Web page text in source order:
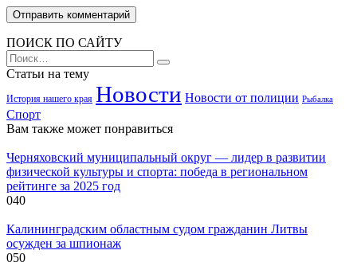
ПОИСК ПО САЙТУ
Search
for:
Статьи на тему
История нашего края Новости Новости от полиции Рыбалка
Спорт
Вам также может понравиться
Черняховский муниципальный округ — лидер в развитии
физической культуры и спорта: победа в региональном
рейтинге за 2025 год
040
Калининградским областным судом гражданин Литвы
осужден за шпионаж
050